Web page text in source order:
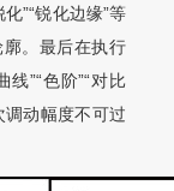
”“锐化边缘”等
。最后在执行
”“色阶”“对比
调动幅度不可过